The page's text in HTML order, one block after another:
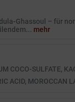
Ghassoul – für
mehr
COCO-SULFATE,
ACID, MOROCCAN